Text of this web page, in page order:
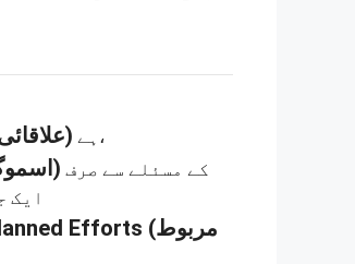
(علاقائی اور پیچیدہ مظہر)
ہے،
(اسموگ)
ایک
Efforts (مربوط